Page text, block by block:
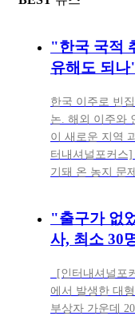
"한국 국적
유해도 되
한국 이주로 빈
논. 해외 이주와
이 새로운 지역
터내셔널포커스
기돼 온 농지 문
"출구가 없
사, 최소 30
[인터내셔널포
에서 발생한 대
부상자 가운데